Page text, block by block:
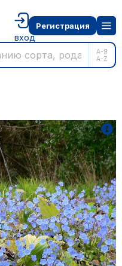
А-Я
A-Z
вход
Регистрация